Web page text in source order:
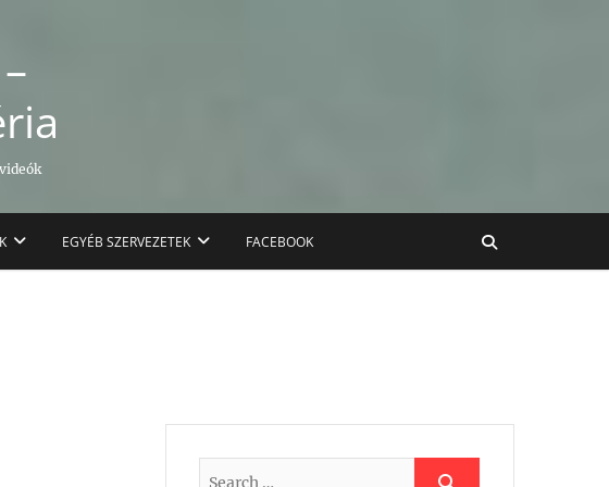
EGYÉB SZERVEZETEK FACEBOOK